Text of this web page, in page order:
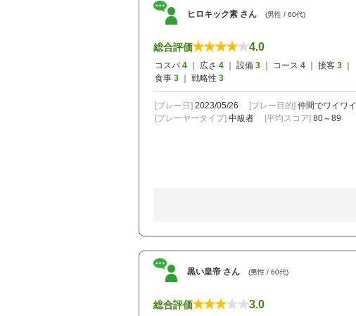
ヒロキック素 さん (男性 / 60代)
総合評価 4.0
コスパ 4 ｜ 広さ 4 ｜ 設備 3 ｜ コース 4 ｜ 接客 3
食事 3 ｜ 戦略性 3
[プレー日] 2023/05/26 [プレー目的] 仲間でワイワイ
[プレーヤータイプ] 中級者 [平均スコア] 80～89
黒い皇帝 さん (男性 / 60代)
総合評価 3.0